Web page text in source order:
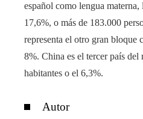
español como lengua materna,
17,6%, o más de 183.000
representa el otro gran bloque
8%. China es el tercer país
habitantes o el 6,3%.
Autor